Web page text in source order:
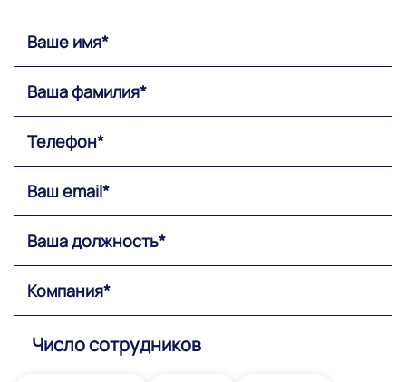
Число сотрудников